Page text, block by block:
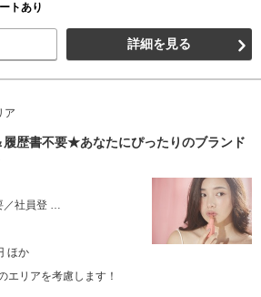
トあり
詳細を見る
ア
履歴書不要★あなたにぴったりのブランド
／社員登 …
ほか
リアを考慮します！